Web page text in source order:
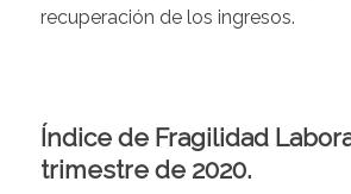
recuperación de los ingresos.
Índice de Fragilidad
trimestre de 2020.